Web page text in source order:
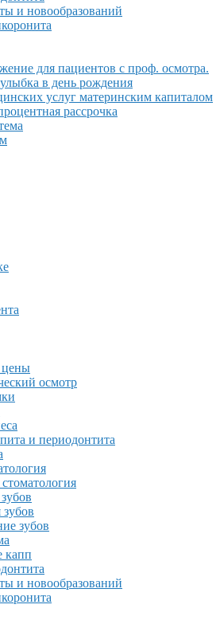
и новообразований
для пациентов с проф. осмотра.
в день рождения
услуг материнским капиталом
рассрочка
цены
осмотр
и периодонтита
зубов
капп
и новообразований